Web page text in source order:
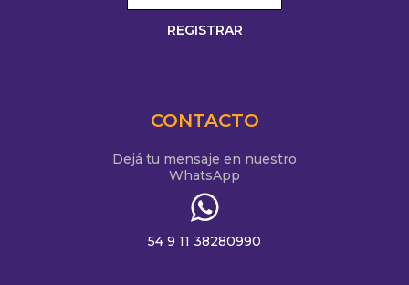
CONTACTO
Dejá tu mensaje en nuestro
WhatsApp
54 9 11 38280990